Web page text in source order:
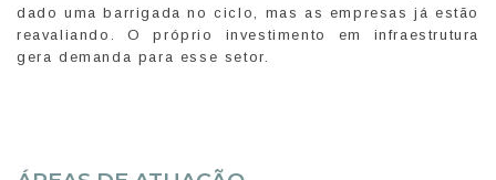
dado uma barrigada no ciclo, mas as empresas já estão
reavaliando. O próprio investimento em infraestrutura
gera demanda para esse setor.